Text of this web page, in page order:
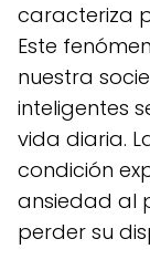
caracteriza
Este
nuestra
inteligentes
vida diaria.
condición
ansiedad al
perder su